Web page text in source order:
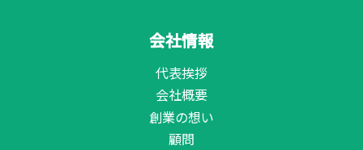
会社情報
代表挨拶
会社概要
創業の想い
顧問